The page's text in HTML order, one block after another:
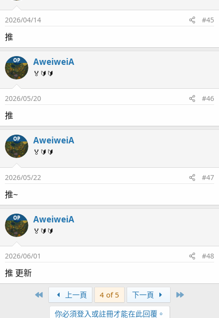
2026/04/14 #45
推
OP AweiweiA
🏅🔰🔰
2026/05/20 #46
推
OP AweiweiA
🏅🔰🔰
2026/05/22 #47
推~
OP AweiweiA
🏅🔰🔰
2026/06/01 #48
推 更新
First 上一頁 4 of 5 下一頁
你必須登入或註冊才能在此回覆。